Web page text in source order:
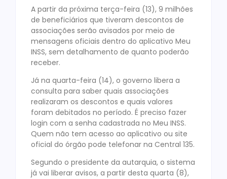
A partir da próxima terça-feira (13), 9 milhões
de beneficiários que tiveram descontos de
associações serão avisados por meio de
mensagens oficiais dentro do aplicativo Meu
INSS, sem detalhamento de quanto poderão
receber.
Já na quarta-feira (14), o governo libera a
consulta para saber quais associações
realizaram os descontos e quais valores
foram debitados no período. É preciso fazer
login com a senha cadastrada no Meu INSS.
Quem não tem acesso ao aplicativo ou site
oficial do órgão pode telefonar na Central 135.
Segundo o presidente da autarquia, o sistema
já vai liberar avisos, a partir desta quarta (8),